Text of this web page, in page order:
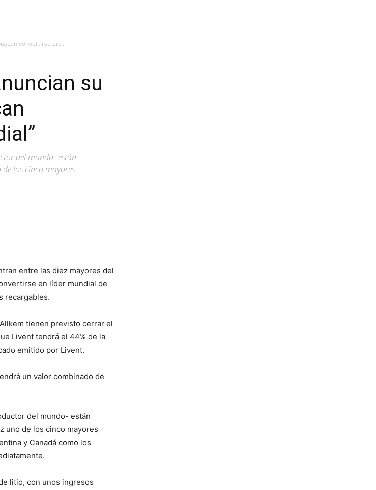
convertirse en...
su
del mundo- están
de los cinco mayores
entre las diez mayores del
en líder mundial de
recargables.
tienen previsto cerrar el
Livent tendrá el 44% de la
emitido por Livent.
un valor combinado de
del mundo- están
uno de los cinco mayores
y Canadá como los
litio, con unos ingresos